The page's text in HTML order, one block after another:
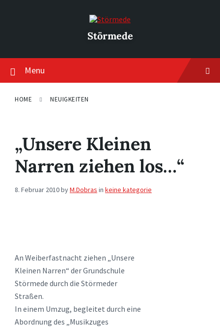
Störmede
Menu
HOME NEUIGKEITEN
„Unsere Kleinen
Narren ziehen los…“
8. Februar 2010byM.Dobras in keine kategorie
An Weiberfastnacht ziehen „Unsere
Kleinen Narren“ der Grundschule
Störmede durch die Störmeder
Straßen.
In einem Umzug, begleitet durch eine
Abordnung des „Musikzuges